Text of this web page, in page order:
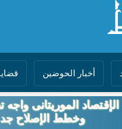
أخبار الحوضين
الموريتانى
وخطط الإصلاح